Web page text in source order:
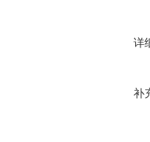
详
补